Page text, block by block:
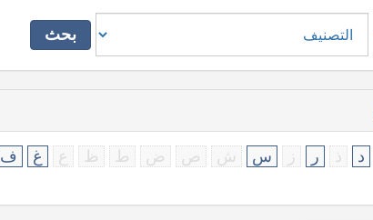
بحث
د ذ ر ز س ش ص ض ط ظ ع غ ف